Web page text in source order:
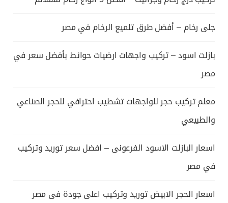
جلى رخام – أفضل طرق تلميع الرخام في مصر
بازلت اسود – تركيب واجهات ارضيات حوائط بأفضل سعر في
مصر
معلم تركيب حجر للواجهات تشطيب احترافي للحجر الصناعي
والطبيعي
اسعار البازلت الاسود الفرعونى – افضل سعر توريد وتركيب
في مصر
اسعار الحجر الابيض توريد وتركيب اعلى جودة فى مصر